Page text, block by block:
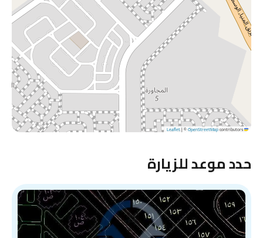
Leaflet
|©OpenStreetMapcontributors
حدد موعد للزيارة